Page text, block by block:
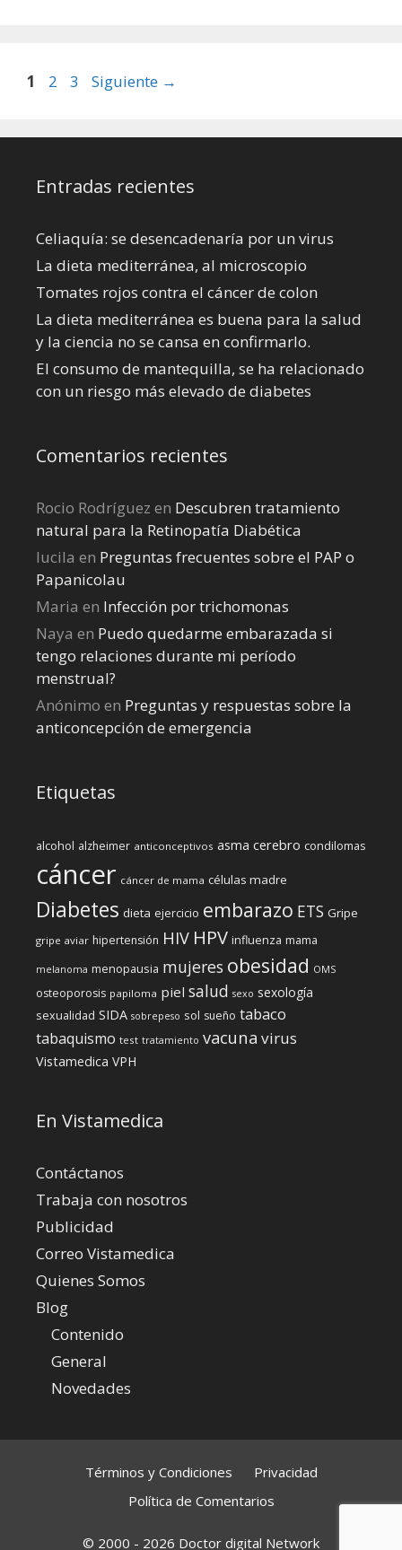
Página
1 Página
2 Página
3 Siguiente →
Entradas recientes
Celiaquía: se desencadenaría por un virus
La dieta mediterránea, al microscopio
Tomates rojos contra el cáncer de colon
La dieta mediterránea es buena para la salud
y la ciencia no se cansa en confirmarlo.
El consumo de mantequilla, se ha relacionado
con un riesgo más elevado de diabetes
Comentarios recientes
Rocio Rodríguez en Descubren tratamiento
natural para la Retinopatía Diabética
lucila en Preguntas frecuentes sobre el PAP o
Papanicolau
Maria en Infección por trichomonas
Naya en Puedo quedarme embarazada si
tengo relaciones durante mi perí­odo
menstrual?
Anónimo en Preguntas y respuestas sobre la
anticoncepción de emergencia
Etiquetas
alcohol alzheimer anticonceptivos asma cerebro condilomas
cáncer cáncer de mama células madre
Diabetes dieta ejercicio embarazo ETS Gripe
gripe aviar hipertensión HIV HPV influenza mama
melanoma menopausia mujeres obesidad OMS
osteoporosis papiloma piel salud sexo sexología
sexualidad SIDA sobrepeso sol sueño tabaco
tabaquismo test tratamiento vacuna virus
Vistamedica VPH
En Vistamedica
Contáctanos
Trabaja con nosotros
Publicidad
Correo Vistamedica
Quienes Somos
Blog
Contenido
General
Novedades
Términos y Condiciones
Privacidad
Política de Comentarios
© 2000 - 2026 Doctor digital Network